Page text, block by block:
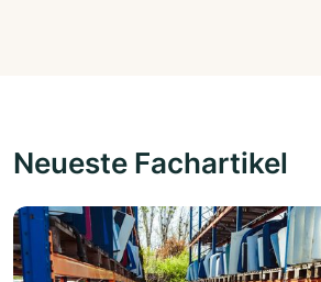
Neueste Fachartikel